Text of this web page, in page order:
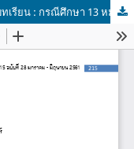
บทความปริทัศน์ (Reviewed articles) ถอดบทเรียน : กรณีศึกษา 13 หมูป่าอะเคเดมี่ จังหวัดเชียงราย